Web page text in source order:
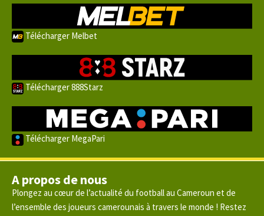
Télécharger Melbet
Télécharger 888Starz
Télécharger MegaPari
A propos de nous
Plongez au cœur de l’actualité du football au Cameroun et de
l’ensemble des joueurs camerounais à travers le monde ! Restez